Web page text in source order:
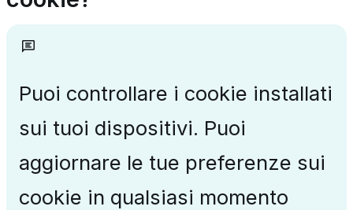
Puoi controllare i cookie installati
sui tuoi dispositivi. Puoi
aggiornare le tue preferenze sui
cookie in qualsiasi momento